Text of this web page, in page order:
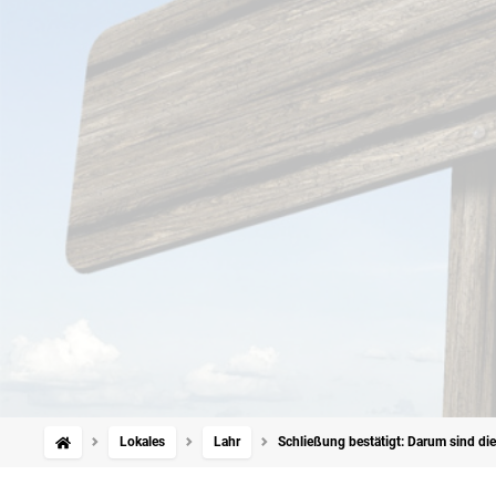
Lokales Lahr Schließung bestätigt: Darum sind